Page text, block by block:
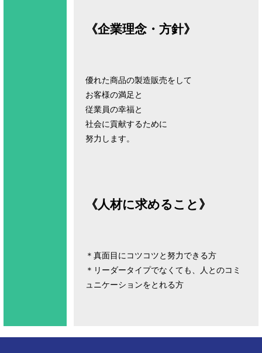
《企業理念・方針》
優れた商品の製造販売をして
お客様の満足と
従業員の幸福と
社会に貢献するために
努力します。
《人材に求めること》
＊真面目にコツコツと努力できる方
＊リーダータイプでなくても、人とのコミ
ュニケーションをとれる方